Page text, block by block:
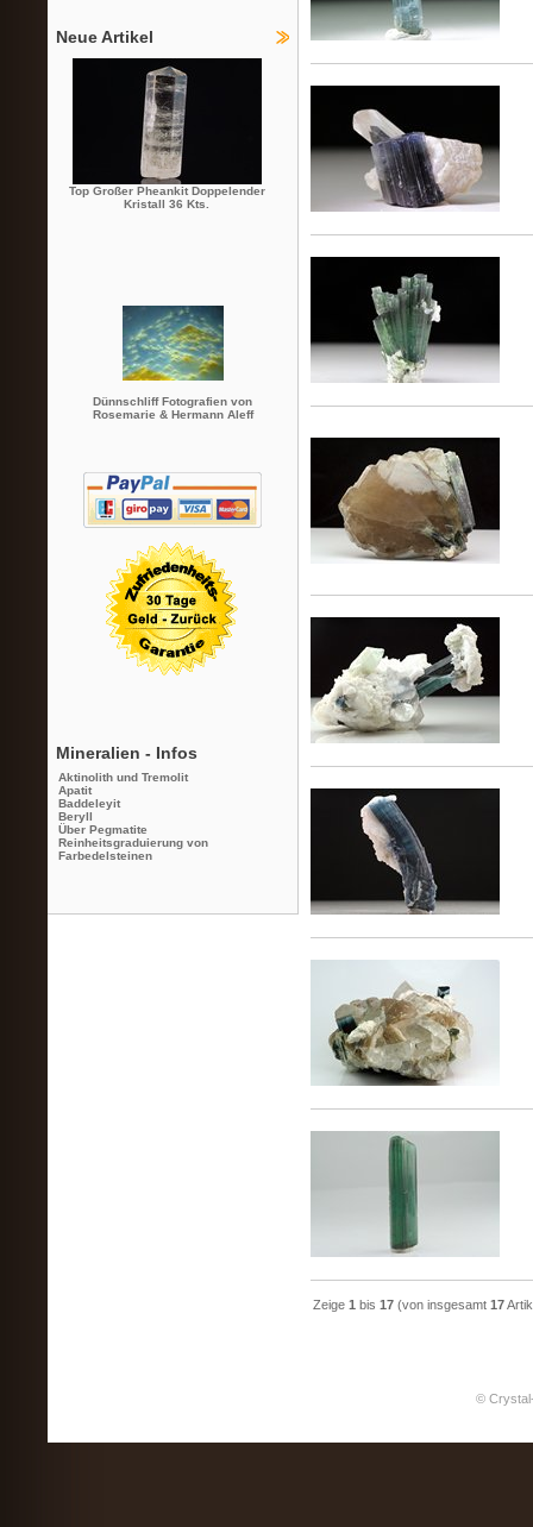
Neue Artikel
Top Großer Pheankit Doppelender
Kristall 36 Kts.
Dünnschliff Fotografien von
Rosemarie & Hermann Aleff
Mineralien - Infos
Aktinolith und Tremolit
Apatit
Baddeleyit
Beryll
Über Pegmatite
Reinheitsgraduierung von
Farbedelsteinen
Zeige 1 bis 17 (von insgesamt 17
©